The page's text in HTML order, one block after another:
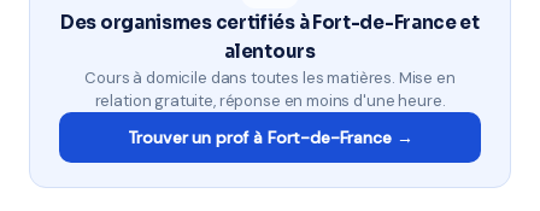
Des organismes certifiés à Fort-de-France et
alentours
Cours à domicile dans toutes les matières. Mise en
relation gratuite, réponse en moins d'une heure.
Trouver un prof à Fort-de-France →